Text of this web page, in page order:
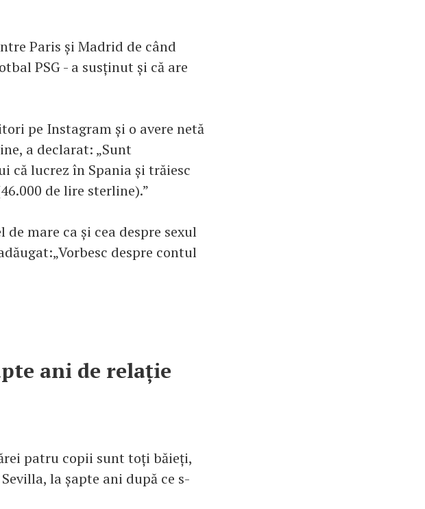
Paris și Madrid de când
PSG - a susținut și că are
pe Instagram și o avere netă
a declarat: „Sunt
că lucrez în Spania și trăiesc
de lire sterline).”
mare ca și cea despre sexul
despre contul
ani de relație
patru copii sunt toți băieți,
la șapte ani după ce s-